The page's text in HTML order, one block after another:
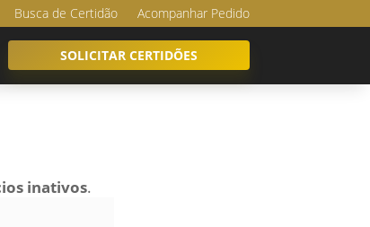
Busca de Certidão Acompanhar Pedido
SOLICITAR CERTIDÕES
inativos.